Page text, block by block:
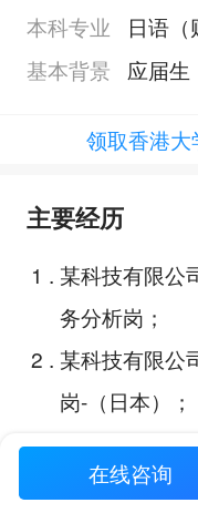
本科专业
日语（
基本背景
应届生
领取香港
主要经历
1 . 某科技有限公
务分析岗；
2 . 某科技有限公
岗-（日本）；
3.第十四届正大
赛；在线咨询